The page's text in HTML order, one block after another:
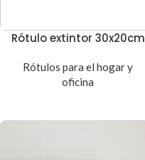
Rótulo extintor 30x20cm
Rótulos para el hogar y
oficina